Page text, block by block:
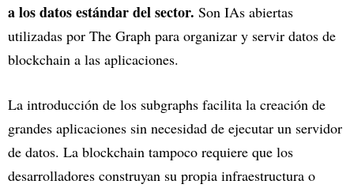
a los datos estándar del sector. Son IAs abiertas
utilizadas por The Graph para organizar y servir datos de
blockchain a las aplicaciones.
La introducción de los subgraphs facilita la creación de
grandes aplicaciones sin necesidad de ejecutar un servidor
de datos. La blockchain tampoco requiere que los
desarrolladores construyan su propia infraestructura o